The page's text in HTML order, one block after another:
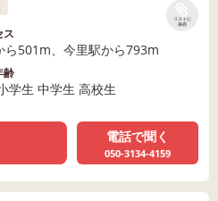
リストに
保存
ス
ら501m、今里駅から793m
齢
学生 中学生 高校生
電話で聞く
050-3134-4159